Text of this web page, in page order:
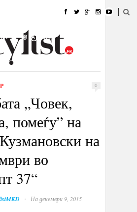
УБАВИНА
@РАБОТА
0
„Човек,
помеѓу” на
на
во
37“
· На декември 9, 2015